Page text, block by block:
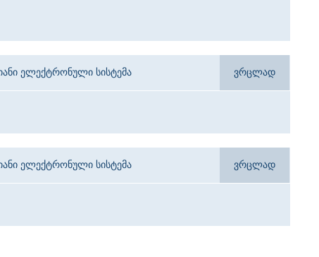
ელექტრონული სისტემა ვრცლად
ელექტრონული სისტემა ვრცლად